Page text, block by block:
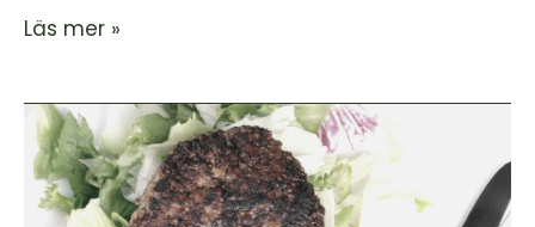
Läs mer »
Hamburgare
utan
bröd